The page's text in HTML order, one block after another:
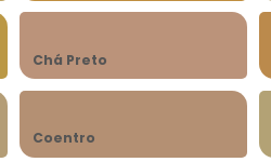
Chá Preto
Coentro